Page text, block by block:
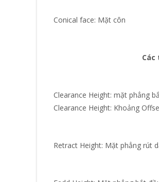
Conical face: Mặt côn
Clearance Height: mặt phẳng
Clearance Height: Khoảng
Retract Height: Mặt phẳng rút